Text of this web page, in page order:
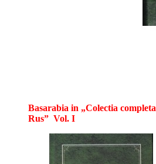
Basarabia in „Colectia
Rus” Vol. I